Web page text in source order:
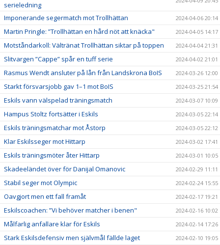
serieledning
Imponerande segermatch mot Trollhättan 2024-04-06 20:14
Martin Pringle: ”Trollhättan en hård nöt att knäcka" 2024-04-05 14:17
Motståndarkoll: Vältränat Trollhättan siktar på toppen 2024-04-04 21:31
Slitvargen ”Cappe” spår en tuff serie 2024-04-02 21:01
Rasmus Wendt ansluter på lån från Landskrona BoIS 2024-03-26 12:00
Starkt försvarsjobb gav 1–1 mot BoIS 2024-03-25 21:54
Eskils vann välspelad träningsmatch 2024-03-07 10:09
Hampus Stoltz fortsätter i Eskils 2024-03-05 22:14
Eskils träningsmatchar mot Åstorp 2024-03-05 22:12
Klar Eskilsseger mot Hittarp 2024-03-02 17:41
Eskils träningsmöter åter Hittarp 2024-03-01 10:05
Skadeeländet över för Danijal Omanovic 2024-02-29 11:11
Stabil seger mot Olympic 2024-02-24 15:55
Oavgjort men ett fall framåt 2024-02-17 19:21
Eskilscoachen: ”Vi behöver matcher i benen" 2024-02-16 10:02
Målfarlig anfallare klar för Eskils 2024-02-14 17:26
Stark Eskilsdefensiv men självmål fällde laget 2024-02-10 19:05